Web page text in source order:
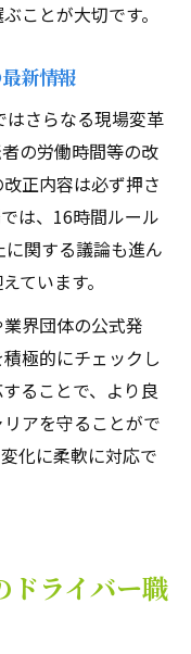
ことが大切です。
新情報
はさらなる現場変革
の労働時間等の改
正内容は必ず押さ
は、16時間ルール
関する議論も進ん
ています。
界団体の公式発
極的にチェックし
ることで、より良
アを守ることがで
化に柔軟に対応で
ドライバー職